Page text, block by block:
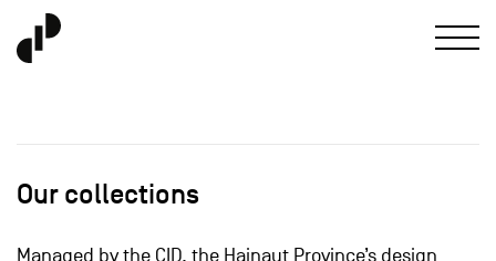
Our collections
Managed by the CID, the Hainaut Province’s design